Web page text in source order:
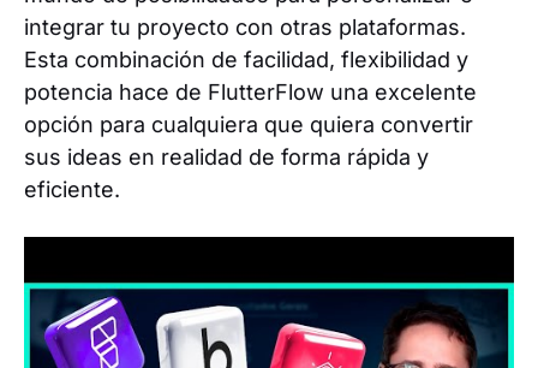
integrar tu proyecto con otras plataformas.
Esta combinación de facilidad, flexibilidad y
potencia hace de FlutterFlow una excelente
opción para cualquiera que quiera convertir
sus ideas en realidad de forma rápida y
eficiente.
desarrollar aplicaciones web
rápidamente